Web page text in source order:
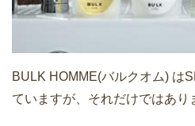
BULK HOMME(バルクオム) は
ていますが、それだけではあり